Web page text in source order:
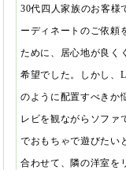
30代四人家族のお客様
ーディネートのご依頼
ために、居心地が良く
希望でした。しかし、
のように配置すべきか
レビを観ながらソファ
でおもちゃで遊びたい
合わせて、隣の洋室を